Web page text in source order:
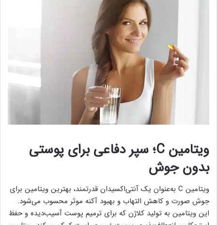
ویتامین C؛ سپر دفاعی برای پوستی
بدون جوش
ویتامین C به‌عنوان یک آنتی‌اکسیدان قدرتمند، بهترین ویتامین برای
جوش صورت و کاهش التهاب و بهبود آکنه موثر محسوب می‌شود.
این ویتامین به تولید کلاژن که برای ترمیم پوست آسیب‌دیده و حفظ